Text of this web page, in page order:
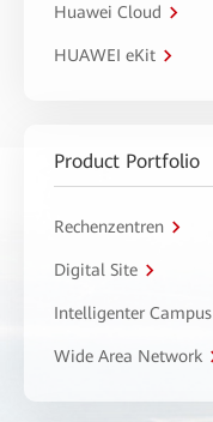
Huawei Cloud
HUAWEI eKit
Product Portfolio
Rechenzentren
Digital Site
Intelligenter Campus
Wide Area Network